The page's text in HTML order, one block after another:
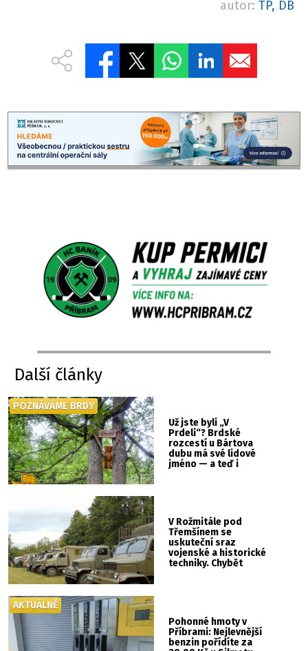
autor: TP, DB
Další články
Už jste byli „V
Prdeli“? Brdské
rozcestí u Bártova
dubu má své lidové
jméno — a teď i
POZNÁVÁME BRDY
V Rožmitále pod
Třemšínem se
uskuteční sraz
vojenské a historické
techniky. Chybět
Pohonné hmoty v
Příbrami: Nejlevnější
benzin pořídíte za
AKTUÁLNĚ